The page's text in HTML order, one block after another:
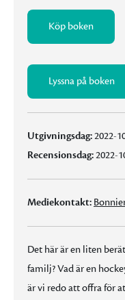
Köp boken
Lyssna på boken
Utgivningsdag:2022-
Recensionsdag:2022-
Mediekontakt:
Det här är en liten
familj? Vad är en
är vi redo att offra för